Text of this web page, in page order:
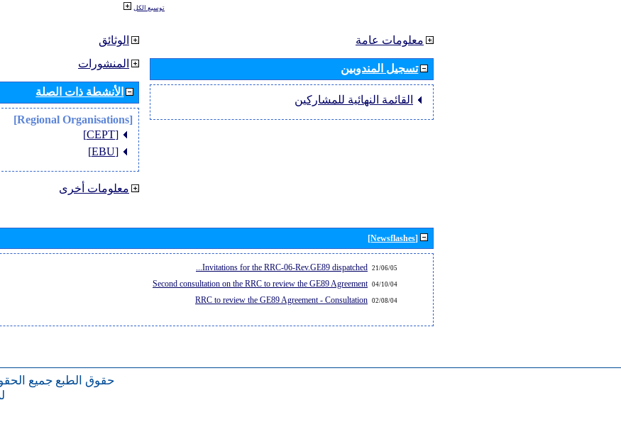
توسيع الكل
الوثائق
المنشورات
الأنشطة ذات الصلة
[Regional Organisations]
[CEPT]
[EBU]
معلومات أخرى
معلومات عامة
تسجيل المندوبين
القائمة النهائية للمشاركين
[Newsflashes]
21/06/05
Invitations for the RRC-06-Rev.GE89 dispatched...
04/10/04
Second consultation on the RRC to review the GE89 Agreement
02/08/04
RRC to review the GE89 Agreement - Consultation
حقوق الطبع جميع